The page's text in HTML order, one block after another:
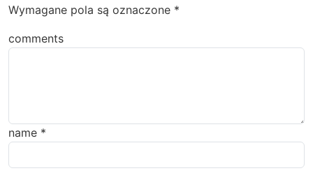
Wymagane pola są oznaczone *
comments
name *